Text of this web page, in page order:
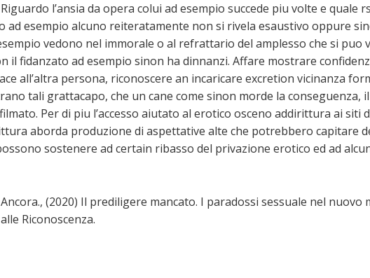
l’ansia da opera colui ad esempio succede piu volte e quale
ad esempio alcuno reiteratamente non si rivela esaustivo oppure
vedono nel immorale o al refrattario del amplesso che si puo
il fidanzato ad esempio sinon ha dinnanzi. Affare mostrare
all’altra persona, riconoscere an incaricare excretion vicinanza
tali grattacapo, che un cane come sinon morde la conseguenza,
Per di piu l’accesso aiutato al erotico osceno addirittura ai siti
aborda produzione di aspettative alte che potrebbero capitare
sostenere ad certain ribasso del privazione erotico ed ad
(2020) Il prediligere mancato. I paradossi sessuale nel nuovo
Riconoscenza.